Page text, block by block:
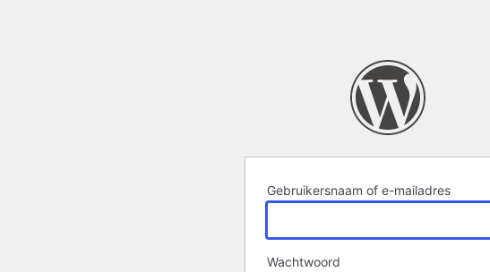
Gebruikersnaam of e-mailadres
Wachtwoord